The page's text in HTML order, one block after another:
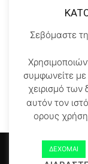
αποθήκευση
τον
μας*
Αρχικη KATOHIKA NEA
Σεβόμαστε
συμφωνείτε
χειρισμό
αυτόν τον
ορους
ΔΕΧΟΜΑΙ